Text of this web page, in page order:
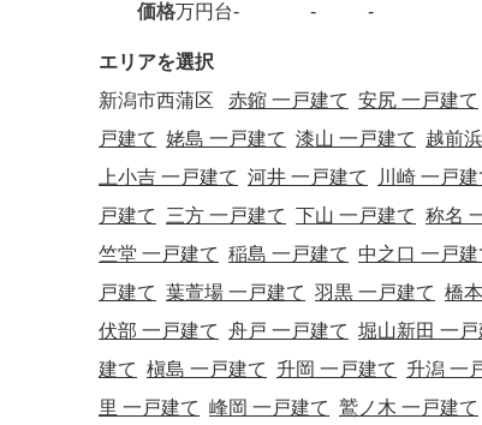
価格万円台- - -
エリアを選択
新潟市西蒲区 赤鏥 一戸建て 安尻 一戸建て
戸建て 姥島 一戸建て 漆山 一戸建て 越前
上小吉 一戸建て 河井 一戸建て 川崎 一戸建
戸建て
三方 一戸建て 下山 一戸建て 称名
竺堂 一戸建て 稲島 一戸建て 中之口 一戸建
戸建て 葉萱場 一戸建て 羽黒 一戸建て 橋
伏部 一戸建て 舟戸 一戸建て 堀山新田 一戸
建て 槇島 一戸建て 升岡 一戸建て 升潟 一
里 一戸建て 峰岡 一戸建て 鷲ノ木 一戸建て